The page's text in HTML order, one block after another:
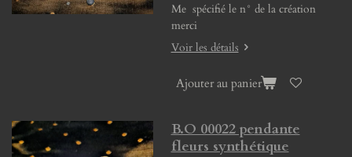
Me spécifié le n° de la création
merci
Voir les détails
Ajouter au panier
B.O 00022 pendante
fleurs synthétique